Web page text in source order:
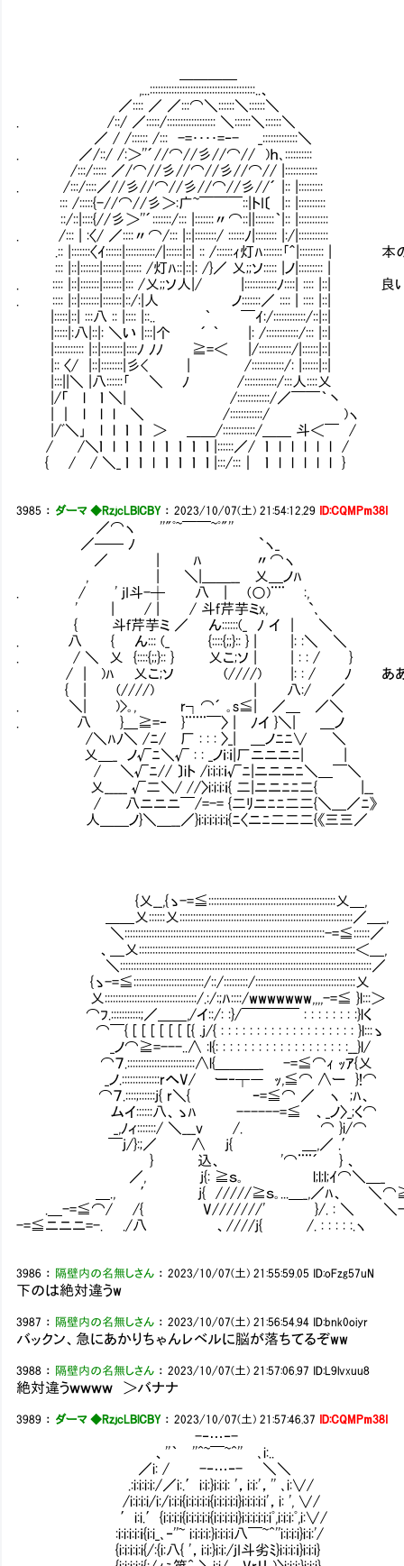
,...:::::::::::::::::::::::::::::::::::::::..、
／:::: ／ ／:::⌒＼::::::＼::::::＼
. /::/ ／:::::/:::::::::::::::::: ＼::::::＼::::::＼
／ / /:::::: /::: -=････=‐- _:::::::::::::＼
. ／/::/ /:＞''´//⌒//彡//⌒// )ｈ､::::::::::
/:::/::::: ／/⌒//彡//⌒//彡//⌒// |::::::::::::
. /:::/::::／//彡//⌒//彡//⌒//彡//´ |:: |:::::::::
::: /:::::{-//⌒//彡＞:广~￣￣￣::|トI〔 |:: |::::::::::
::/::|::::{//彡＞''´:::::::/::: |:::::::〃⌒::||:::::::｀|:: |:::::::::::
. /::: | :〈/ ／::::〃⌒/::: |::|::::::::/ ::::::ﾉ|:::::::: |:/|:::::::::::
.:: |:::::::〈ｲ::::::|:::::::::::/|::::::|::| :: /::::::ｨ灯ﾊ:::::::｢＾|::::::::: | 本
::: |::|:::::::|:::::::|:::::: /灯ﾊ::|::|: /}／ 乂;;ソ::::: |ノ|::::::::: |
. :::: |::|:::::::|:::::::|::: /乂;;ソ人|/ |::::::::::::ﾉ::::| :::: |::| 良い
. :::: |::|:::::::|:::::::|::/:|人 ノ:::::::／ :::: | :::: |::|
|:::::|::| :::八 :: |:::: |::.. ｀ ￣ｲ:/::::::::::::/::|::|
|:::::|:八|::|: ＼い |:::|个 ´ ｀ |: /::::::::::::/::: |::|
|::::::::::: |::|::::::::|::::ﾉ ﾉﾉ ≧=＜ |/::::::::::::/|::::::|::|
|:: 〈/ |::|::::::::|彡< | /::::::::::::/: |::::::|::|
|:::||＼ |八::::::｢ ＼ ﾉ /::::::::::::/:::人::::乂
|/「 l ｌ ＼| /::::::::::::/／￣￣｀丶
| ｜ l l l ＼ /::::::::::::/ )ヽ
|/ﾞ＼｣ l l ｌ ｌ ＞ ＿＿/::::::::::::/＿＿ 斗＜￣ /
/ /＼ｌ l ｌ ｌ l ｌ ｌ ｌ ｌ |::::::／/ ｌ l l l l l /
{ / / ＼_ ｌ ｌ l ｌ ｌ ｌ ｌ |:::/:::｜ ｌ l l l l l }
3985 ： ダーマ ◆RzjcLBlCBY：2023/10/07(土) 21:54:12.29 ID:CQMPm38I
／⌒ヽ ''"ﾟ~￣￣~ﾟ"''
／── ﾉ `ヽ_
／ | ﾊ 〃⌒ヽ
, | ＼|＿＿__ 乂＿ノﾊ
. / ' jI斗-┼ 八 | (○)¨¨ :,
' | / | / 斗f芹芋ミx, `､
{ 斗f芹芋ミ ／ ん::::::(_ ﾉ イ | ＼
. 八 { ん::: (_ {::::{;;}:: } | |: :＼ ＼
. / ＼ 乂 {::::{;;}:: } 乂こ;ソ | | : : / }
/ | )ﾊ 乂こ;ソ (////) |: : / ﾉ ああ、流行りが過ぎた
{ | (////) | 八:/ ／
. ＼| )>｡, r┐⌒´ ｡s≦| ／＿ ／＼
. 八 }＿≧=‐ }¨¨¨￣〉 | ﾉイ }＼| ＿ノ
/＼ﾊﾉ＼ /ﾆ/ 厂 : : : 〉_| ＿ノﾆﾆ∨ ＼
乂＿_ ノ√ﾆ＼√ : : _ノｉ:ｉ|厂ニニニﾆ| |
/ ＼√ﾆ// 〕iト /i:i:i:ｉ√ﾆ|ニニニﾆ＼＿￣＼
乂_____ √二＼/ //〉i:i:i:ｉ{ 二|ニニﾆﾆ二{ |__
/ 八ニニニ￣/=-= {二ﾘニﾆﾆ二二{＼＿／ﾆ》
人＿＿ノ}＼＿__／}i:i:i:i:i:i{ﾆ〈ニﾆ二二二{《三三／
{乂__,{ゝ-=≦:::::::::::::::::::::::::::::::::::::::::::::::乂＿,
＿＿乂::::::乂::::::::::::::::::::::::::::::::::::::::::::::::::::::::::::::::／＿_,
＼::::::::::::::::::::::::::::::::::::::::::::::::::::::::::::::::::::::::::-=≦::::::／
、＿乂::::::::::::::::::::::::::::::::::::::::::::::::::::::::::::::::::::::::::::::::＜＿,
＼:::::::::::::::::::::::::::::::::::::::::::::::::::::::::::::::::::::::::::::::::::::::::::::／
{ゝ-=≦::::::::::::::::::::::::::/::/:::::::::/:::::::::::::::::::::::::::::::::::::乂
乂::::::::::::::::::::::::::::::::::/.:/:;ﾊ::::/wwwwwww,,,,-=≦ }l:::＞
⌒ﾌ.:::::::::::;／＿＿,/イ::/: :}/￣￣￣￣ : : : : : : : :}lく
⌒￣{ [ [ [ [ [ [ [{ .j/{ : : : : : : : : : : : : : : : : : : : }l:::ゝ
_ノ⌒≧=---..∧ :l{: : : : : : : : : : : : : : : : : : :__}l/ ああ、黒
⌒７.:::::::::::::::::::::::::∧l{＿＿＿_ -=≦⌒ｨ ｯｱ{乂
_ノ.::::::::::::::rへV/ ー‐┬― ｯ,≦⌒ ∧ー }!⌒
⌒７.::::;::::::j{ r＼{ ｰ=≦⌒ ／ ヽ ;ﾊ、 「時期が過
ムイ::::::八、ゝﾊ ------=≦ 、_ノ〉_;く⌒
_,ﾉィ:::::::/ ＼___v /. ⌒ }i/⌒
￣j/}:;／ ∧ j{ ＿,／ .′
} 込、 '⌒¨¨´ } 、
／, j{: ≧ｓ｡ l;l;l;ｲ⌒＼＿_
＿., ′ j{ /////≧ｓ｡...＿_,／ﾊ、 ＼⌒≧=-
.＿-=≦⌒/ /{ V///////' }/. : ＼ ＼-=
-=≦ニニニ=-. ./八 、////j{ /. : : : : :.ヽ -=
3986 ： 隔壁内の名無しさん ：2023/10/07(土) 21:55:59.05 ID:oFzg57uN
下のは絶対違うw
3987 ： 隔壁内の名無しさん ：2023/10/07(土) 21:56:54.94 ID:bnk0oiyr
バックン、急にあかりちゃんレベルに脳が落ちてるぞww
3988 ： 隔壁内の名無しさん ：2023/10/07(土) 21:57:06.97 ID:L9lvxuu8
絶対違うｗｗｗｗ ＞バナナ
3989 ： ダーマ ◆RzjcLBlCBY：2023/10/07(土) 21:57:46.37 ID:CQMPm38I
-‐…‐-
、''｀ ''^~￣~^'' ､i:..
／i: / -‐…‐- ＼＼
.:i:i:i:i:/／i:.′i:i:}i:i:i: '，i:i:'，'' ､i:∨/
/i:i:i:i/i:/i:i:i{i:i:i:i:i{i:i:i:i:i}i:i:i:i:i'，i: ', ∨/
′i:i.′{i:i:i:i{i:i:i:i:i{i:i:i:i:i}i:i:i:i:i:iﾟ,i:i:i:ﾟ,i:∨/
:i:i:i:i:ｉ{i:i_､‐''~ i:i:i:i:}i:i:i:i八￣~^''i:i:i:i}i:i:'/
{i:i:i:i:i{/:{i:八{ '，i:i:}i:i:/jI斗劣ﾐ}i:i:i:ｉ}i:i:i}